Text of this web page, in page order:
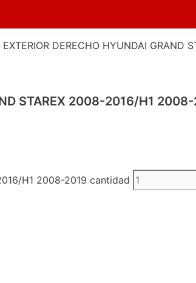
DERECHO HYUNDAI GRAND
STAREX 2008-2016/H1
H1 2008-2019 cantidad